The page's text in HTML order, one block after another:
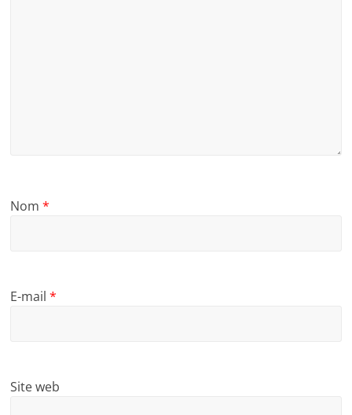
Nom*
E-mail*
Site web